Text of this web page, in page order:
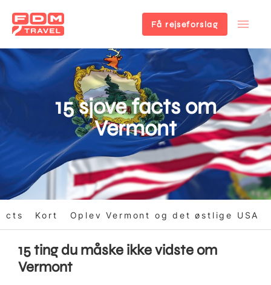
Gå
til
hovedindhold
Få rejseforslag
15 sjove facts om
Vermont
Kort Oplev Vermont og det østlige USA
15 ting du måske ikke vidste om
Vermont